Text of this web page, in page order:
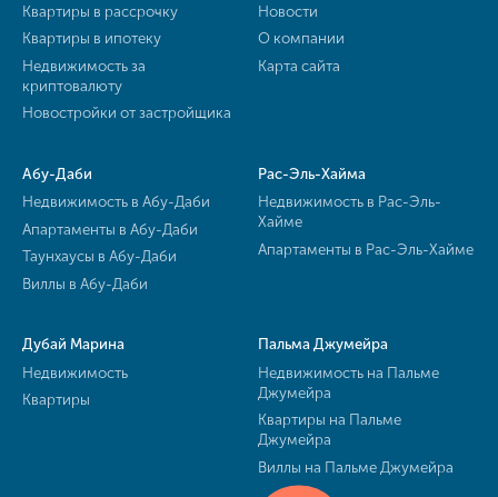
Квартиры в рассрочку
Квартиры в ипотеку
Недвижимость за
криптовалюту
Новостройки от застройщика
Новости
О компании
Карта сайта
Абу-Даби
Недвижимость в Абу-Даби
Апартаменты в Абу-Даби
Таунхаусы в Абу-Даби
Виллы в Абу-Даби
Рас-Эль-Хайма
Недвижимость в Рас-Эль-
Хайме
Апартаменты в Рас-Эль-Хайме
Дубай Марина
Недвижимость
Квартиры
Пальма Джумейра
Недвижимость на Пальме
Джумейра
Квартиры на Пальме
Джумейра
Виллы на Пальме Джумейра